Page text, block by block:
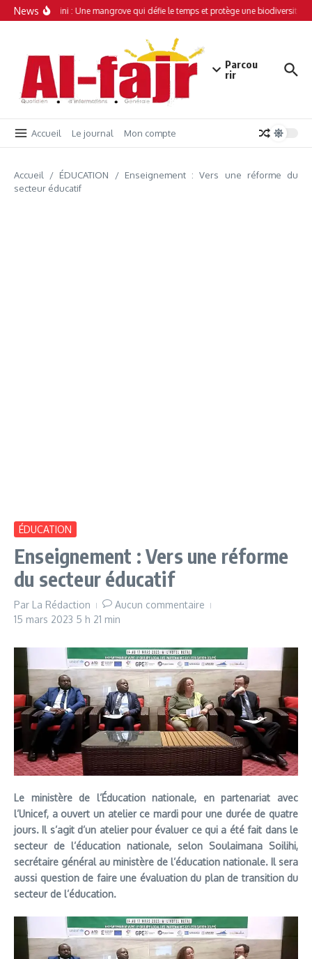
Aller au contenu
News
Simamboini : Une mangrove qui défie le temps et protège une biodiversité
Parcou
rir
Accueil Le journal Mon compte
Accueil / ÉDUCATION / Enseignement : Vers une réforme du
secteur éducatif
ÉDUCATION
Enseignement : Vers une réforme
du secteur éducatif
Par La Rédaction
Aucun commentaire
15 mars 2023 5 h 21 min
Le ministère de l’Éducation nationale, en partenariat avec
l’Unicef, a ouvert un atelier ce mardi pour une durée de quatre
jours. Il s’agit d’un atelier pour évaluer ce qui a été fait dans le
secteur de l’éducation nationale, selon Soulaimana Soilihi,
secrétaire général au ministère de l’éducation nationale. Il sera
aussi question de faire une évaluation du plan de transition du
secteur de l’éducation.